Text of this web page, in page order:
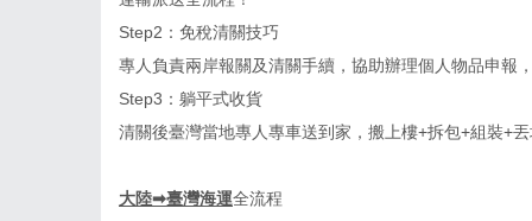
Step2 ：免稅清關技巧
專人負責兩岸報關及清關手續，協助辦理個人物品申報
Step3 ：躺平式收貨
清關後臺灣當地專人專車送到家，搬上樓+拆包+組裝+
大陸➡臺灣海運全流程